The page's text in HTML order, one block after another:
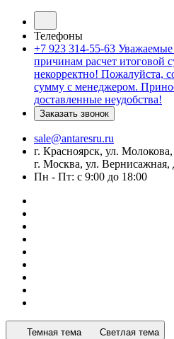
Телефоны
+7 923 314-55-63
причинам расчет итоговой
некорректно! Пожалуйста,
сумму с менеджером.
доставленные неудобства!
Заказать звонок
sale@antaresru.ru
г. Красноярск, ул.
г. Москва, ул. Вернисажная,
Пн - Пт: с 9:00 до 18:00
Темная тема Светлая тема